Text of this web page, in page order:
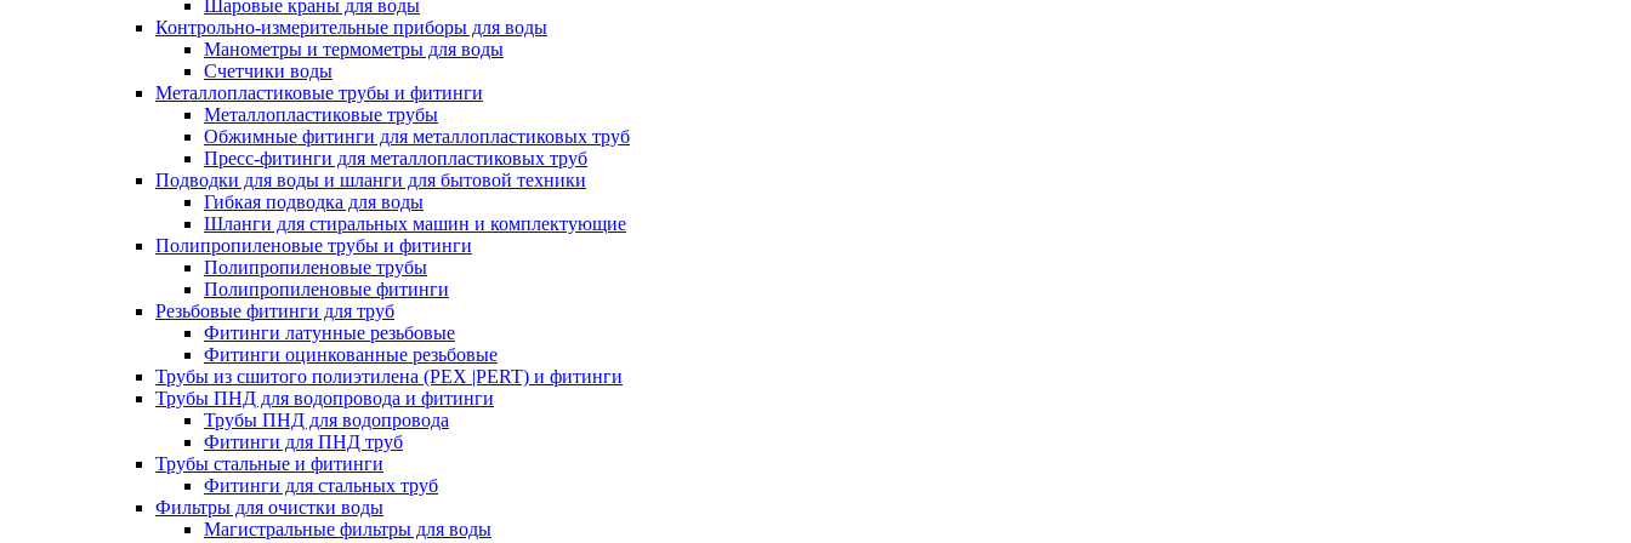
Шаровые краны для воды
Контрольно-измерительные приборы для воды
Манометры и термометры для воды
Счетчики воды
Металлопластиковые трубы и фитинги
Металлопластиковые трубы
Обжимные фитинги для металлопластиковых труб
Пресс-фитинги для металлопластиковых труб
Подводки для воды и шланги для бытовой техники
Гибкая подводка для воды
Шланги для стиральных машин и комплектующие
Полипропиленовые трубы и фитинги
Полипропиленовые трубы
Полипропиленовые фитинги
Резьбовые фитинги для труб
Фитинги латунные резьбовые
Фитинги оцинкованные резьбовые
Трубы из сшитого полиэтилена (PEX |PERT) и фитинги
Трубы ПНД для водопровода и фитинги
Трубы ПНД для водопровода
Фитинги для ПНД труб
Трубы стальные и фитинги
Фитинги для стальных труб
Фильтры для очистки воды
Магистральные фильтры для воды